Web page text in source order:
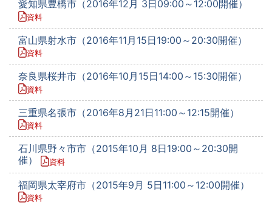
愛知県豊橋市（2016年12月 3日09:00～12:00開催）
資料
富山県射水市（2016年11月15日19:00～20:30開催）
資料
奈良県桜井市（2016年10月15日14:00～15:30開催）
資料
三重県名張市（2016年8月21日11:00～12:15開催）
資料
石川県野々市市（2015年10月 8日19:00～20:30開
催）
資料
福岡県太宰府市（2015年9月 5日11:00～12:00開催）
資料